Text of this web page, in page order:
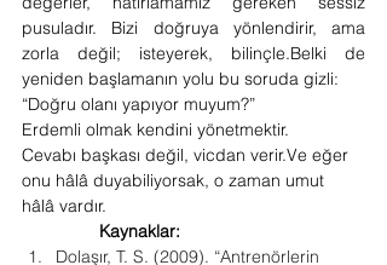
pusuladır. Bizi doğruya yönlendirir, ama
zorla değil; isteyerek, bilinçle.Belki de
yeniden başlamanın yolu bu soruda gizli:
“Doğru olanı yapıyor muyum?”
Erdemli olmak kendini yönetmektir.
Cevabı başkası değil, vicdan verir.Ve eğer
onu hâlâ duyabiliyorsak, o zaman umut
hâlâ vardır.
Kaynaklar:
Dolaşır, T. S. (2009). “Antrenörlerin